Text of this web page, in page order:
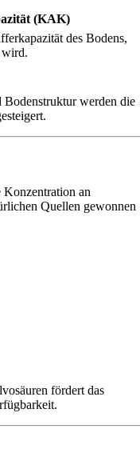
(KAK)
des Bodens,
wird.
Bodenstruktur werden die
an
Quellen gewonnen
fördert das